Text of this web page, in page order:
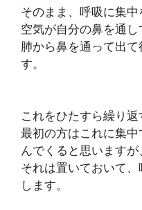
そのまま、呼吸に集中
空気が自分の鼻を通し
肺から鼻を通って出
す。
これをひたすら繰り返
最初の方はこれに集
んでくると思いますが
それは置いておいて
します。